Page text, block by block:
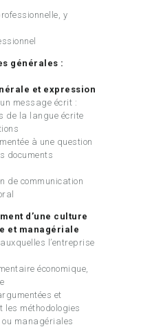
y
générales :
et expression
message écrit :
de la langue écrite
à une question
documents
de communication
d’une culture
et managériale
l’entreprise
économique,
et
les méthodologies
managériales